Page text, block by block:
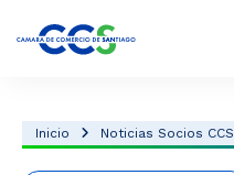
Inicio Noticias Socios CCS